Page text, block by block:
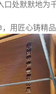
处默默地
匠心铸精品